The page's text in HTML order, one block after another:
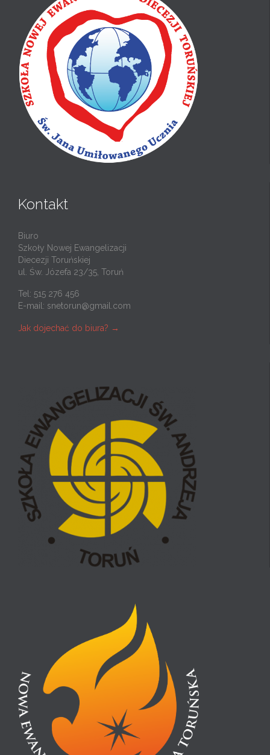
Kontakt
Biuro
Szkoły Nowej Ewangelizacji
Diecezji Toruńskiej
ul. Św. Józefa 23/35, Toruń
Tel: 515 276 456
E-mail: snetorun@gmail.com
Jak dojechać do biura? →